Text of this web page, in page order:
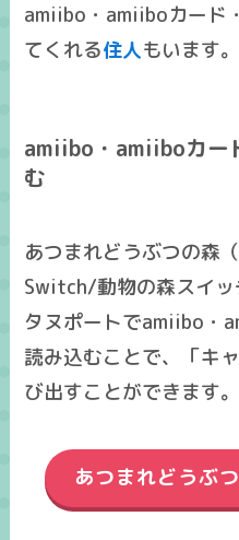
amiibo・amiiboカード
てくれる住人もいます。
amiibo・amiiboカー
む
あつまれどうぶつの森
Switch/動物の森スイッ
タヌポートでamiibo・
読み込むことで、「キ
び出すことができます。
あつまれどうぶ